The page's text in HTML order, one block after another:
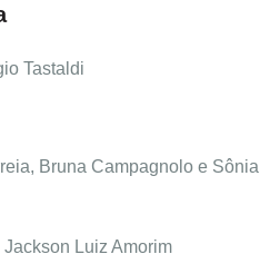
Tastaldi
Bruna Campagnolo e Sônia
Jackson Luiz Amorim